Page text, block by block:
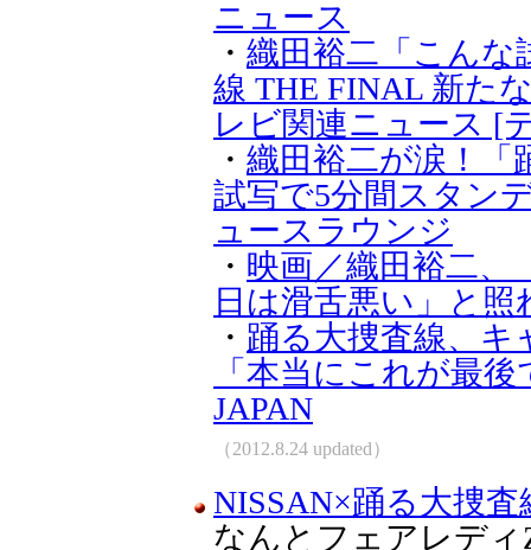
ニュース
・ 織田裕二「こんな
線 THE FINAL 新た
レビ関連ニュース [
・ 織田裕二が涙！「
試写で5分間スタン
ュースラウンジ
・ 映画／織田裕二、
日は滑舌悪い」と照
・ 踊る大捜査線、
「本当にこれが最
JAPAN
（2012.8.24 updated）
NISSAN×踊る大捜
なんとフェアレデ